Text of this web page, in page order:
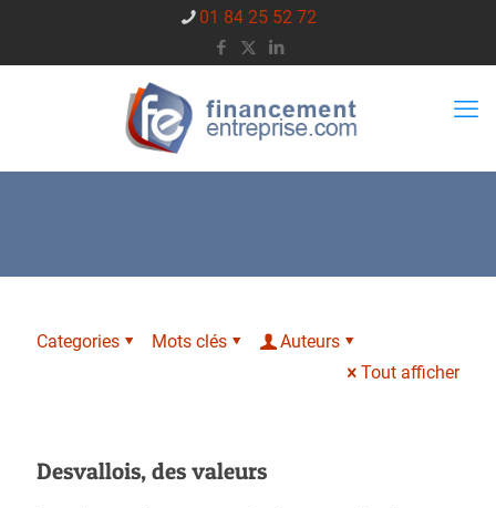
01 84 25 52 72
Categories Mots clés
Auteurs
Tout afficher
Desvallois, des valeurs